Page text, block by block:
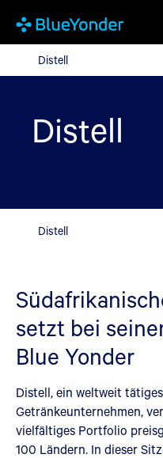
Distell
Distell
Distell
setzt bei
Blue Yonder
Distell, ein weltweit
Getränkeunternehmen,
vielfältiges Portfolio
100 Ländern. In dieser